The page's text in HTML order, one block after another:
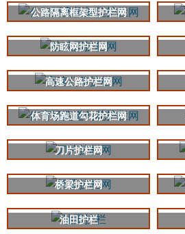
公路隔离框架型护栏网
防眩网护栏网
高速公路护栏网
体育场跑道勾花护栏网
刀片护栏网
桥梁护栏网
油田护栏